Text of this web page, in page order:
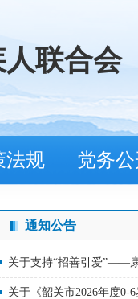
联合会
法规 党务
通知公告
关于支持“招善引爱”——
关于《韶关市2026年度0-